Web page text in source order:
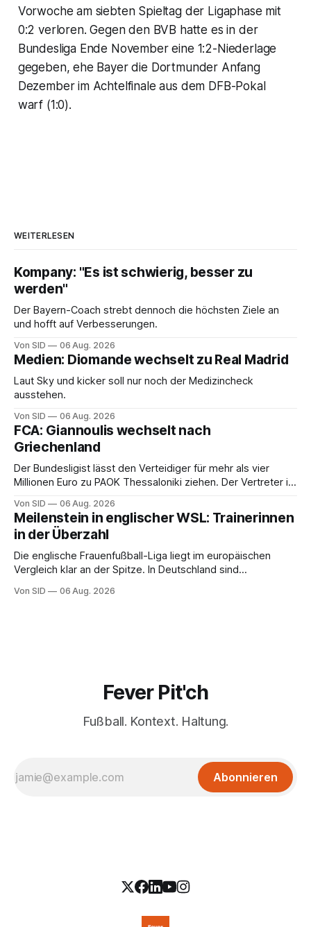
Vorwoche am siebten Spieltag der Ligaphase mit
0:2 verloren. Gegen den BVB hatte es in der
Bundesliga Ende November eine 1:2-Niederlage
gegeben, ehe Bayer die Dortmunder Anfang
Dezember im Achtelfinale aus dem DFB-Pokal
warf (1:0).
WEITERLESEN
Kompany: "Es ist schwierig, besser zu
werden"
Der Bayern-Coach strebt dennoch die höchsten Ziele an
und hofft auf Verbesserungen.
Von SID 06 Aug. 2026
Medien: Diomande wechselt zu Real Madrid
Laut Sky und kicker soll nur noch der Medizincheck
ausstehen.
Von SID 06 Aug. 2026
FCA: Giannoulis wechselt nach
Griechenland
Der Bundesligist lässt den Verteidiger für mehr als vier
Millionen Euro zu PAOK Thessaloniki ziehen. Der Vertreter ist
Von SID 06 Aug. 2026
Meilenstein in englischer WSL: Trainerinnen
in der Überzahl
Die englische Frauenfußball-Liga liegt im europäischen
Vergleich klar an der Spitze. In Deutschland sind
Von SID 06 Aug. 2026
Fever Pit'ch
Fußball. Kontext. Haltung.
Abonnieren